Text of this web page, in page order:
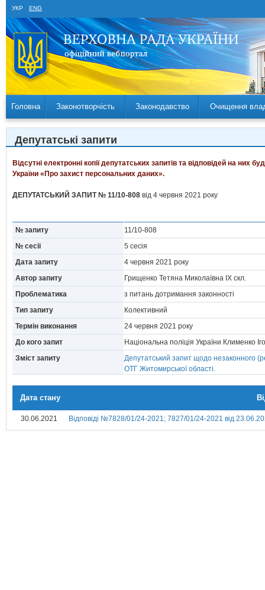
УКР ENG
Головна Законотворчість Законодавство Очищення
Депутатські запити
Відсутні електронні копії депутатських запитів та відповідей на
України «Про захист персональних даних».
ДЕПУТАТСЬКИЙ ЗАПИТ № 11/10-808 від 4 червня 2021 року
№ запиту
11/10-808
№ сесії
5 сесія
Дата запиту
4 червня 2021 року
Автор запиту
Грищенко Тетяна Миколаївна IX скл.
Проблематика
з питань дотримання законності
Тип запиту
Колективний
Термін виконання
24 червня 2021 року
До кого запит
Національна поліція України Клименко
Зміст запиту
Депутатський запит щодо незаконного
ОТГ Житомирської області.
Дата стану
30.06.2021 Відповіді №7828/01/24-2021; 7827/01/24-2021 від